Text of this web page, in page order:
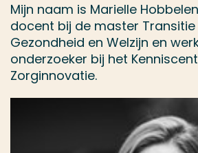
Mijn naam is Marielle
docent bij de master
Gezondheid en Welzijn en
onderzoeker bij het
Zorginnovatie.